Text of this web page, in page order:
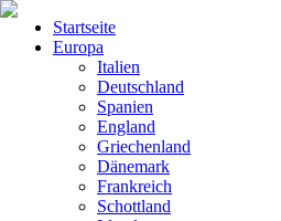
Startseite
Europa
Italien
Deutschland
Spanien
England
Griechenland
Dänemark
Frankreich
Schottland